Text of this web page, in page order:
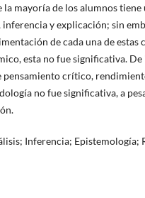
mayoría de los alumnos tiene
y explicación; sin
de cada una de estas
esta no fue significativa.
crítico,
no fue significativa, a
Inferencia; Epistemología;